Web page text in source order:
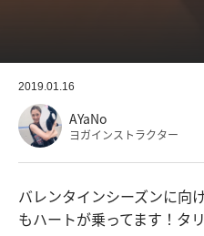
2019.01.16
AYaNo
ヨガインストラクター
バレンタインシーズンに向
もハートが乗ってます！タ